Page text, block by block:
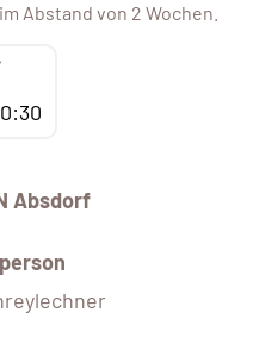
Abstand von 2 Wochen.
Absdorf